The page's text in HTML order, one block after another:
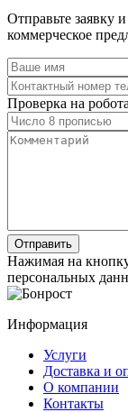
Отправьте заявку
коммерческое
Проверка на робота
Нажимая на
персональных
Информация
Услуги
Доставка и
О компании
Контакты